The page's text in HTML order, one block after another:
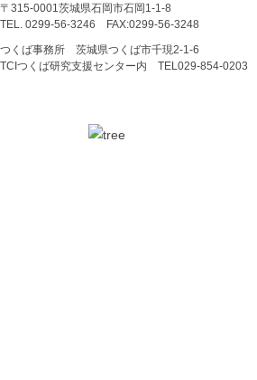
〒315-0001茨城県石岡市石岡1-1-8
TEL. 0299-56-3246 FAX:0299-56-3248
つくば事務所 茨城県つくば市千現2-1-6
TCIつくば研究支援センター内 TEL029‐854‐0203